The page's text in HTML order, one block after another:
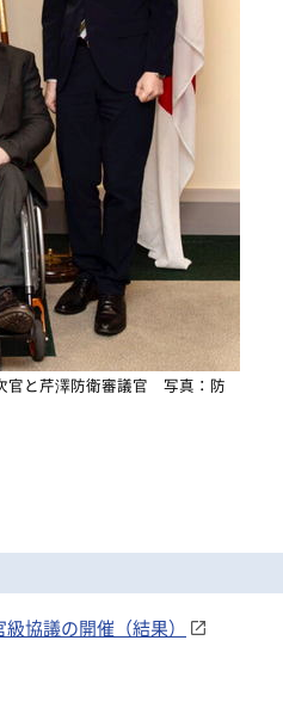
官と芹澤防衛審議官 写真：防
協議の開催（結果）